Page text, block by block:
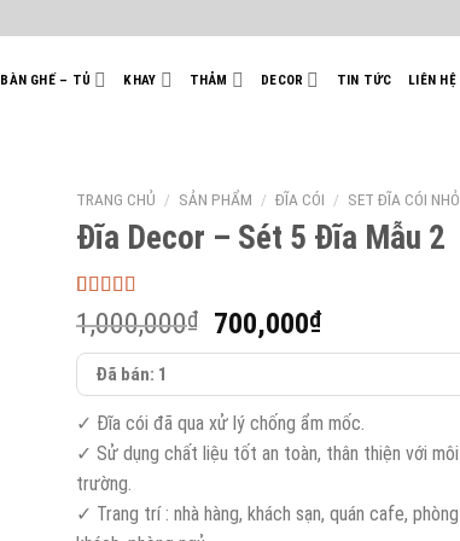
BÀN GHẾ – TỦ KHAY THẢM DECOR TIN TỨC LIÊN HỆ
TRANG CHỦ / SẢN PHẨM / ĐĨA CÓI / SET ĐĨA CÓI NHỎ
Đĩa Decor – Sét 5 Đĩa Mẫu 2
5.00trên 5
dựa trên
40
đánh giá
1,000,000₫
Giá
gốc
1,000,000₫.
700,000₫Giá
hiện
là:
700,000₫.
Đã bán: 1
✓ Đĩa cói đã qua xử lý chống ẩm mốc.
✓ Sử dụng chất liệu tốt an toàn, thân thiện với môi
trường.
✓ Trang trí : nhà hàng, khách sạn, quán cafe, phòng